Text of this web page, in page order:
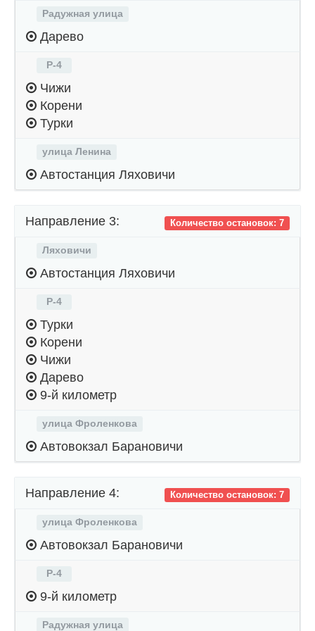
Радужная улица
Дарево
Р-4
Чижи
Корени
Турки
улица Ленина
Автостанция Ляховичи
Количество остановок: 7
Направление 3:
Ляховичи
Автостанция Ляховичи
Р-4
Турки
Корени
Чижи
Дарево
9-й километр
улица Фроленкова
Автовокзал Барановичи
Количество остановок: 7
Направление 4:
улица Фроленкова
Автовокзал Барановичи
Р-4
9-й километр
Радужная улица